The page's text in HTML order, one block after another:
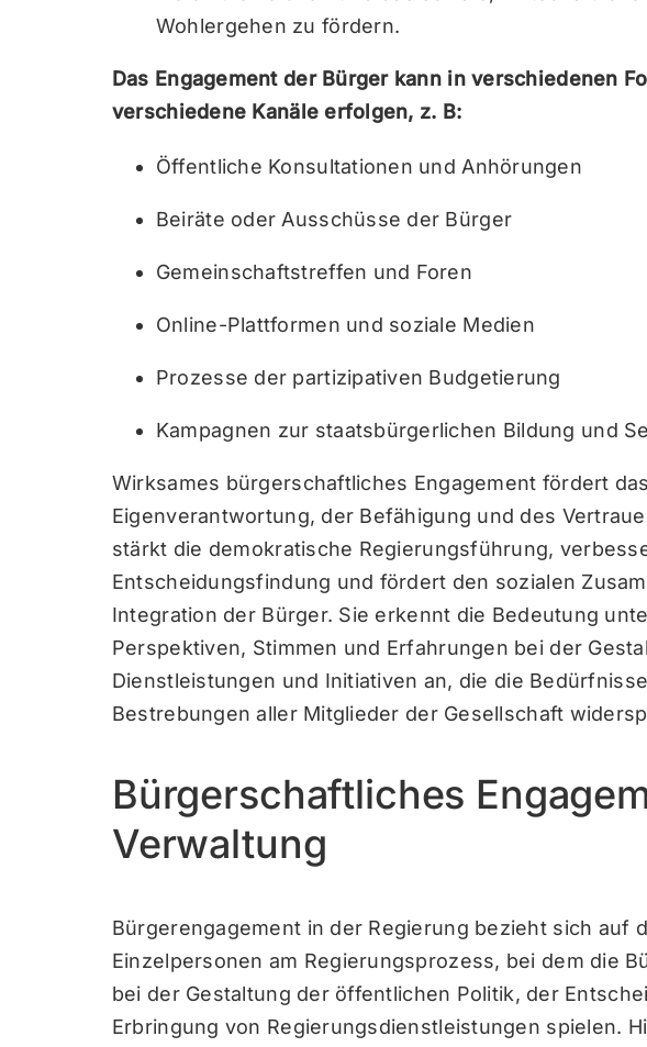
Wohlergehen zu fördern.
Das Engagement der Bürger kann in verschiedenen
verschiedene Kanäle erfolgen, z. B:
Öffentliche Konsultationen und Anhörungen
Beiräte oder Ausschüsse der Bürger
Gemeinschaftstreffen und Foren
Online-Plattformen und soziale Medien
Prozesse der partizipativen Budgetierung
Kampagnen zur staatsbürgerlichen Bildung und
Wirksames bürgerschaftliches Engagement fördert
Eigenverantwortung, der Befähigung und des
stärkt die demokratische Regierungsführung,
Entscheidungsfindung und fördert den sozialen
Integration der Bürger. Sie erkennt die Bedeutung
Perspektiven, Stimmen und Erfahrungen bei der
Dienstleistungen und Initiativen an, die die
Bestrebungen aller Mitglieder der Gesellschaft
Bürgerschaftliches
Verwaltung
Bürgerengagement in der Regierung bezieht sich auf
Einzelpersonen am Regierungsprozess, bei dem die
bei der Gestaltung der öffentlichen Politik, der
Erbringung von Regierungsdienstleistungen spielen.